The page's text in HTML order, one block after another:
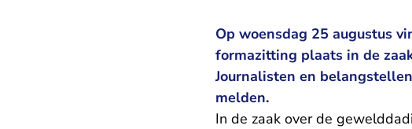
Op woensdag 25 augustus
formazitting plaats in de
Journalisten en
melden.
In de zaak over de